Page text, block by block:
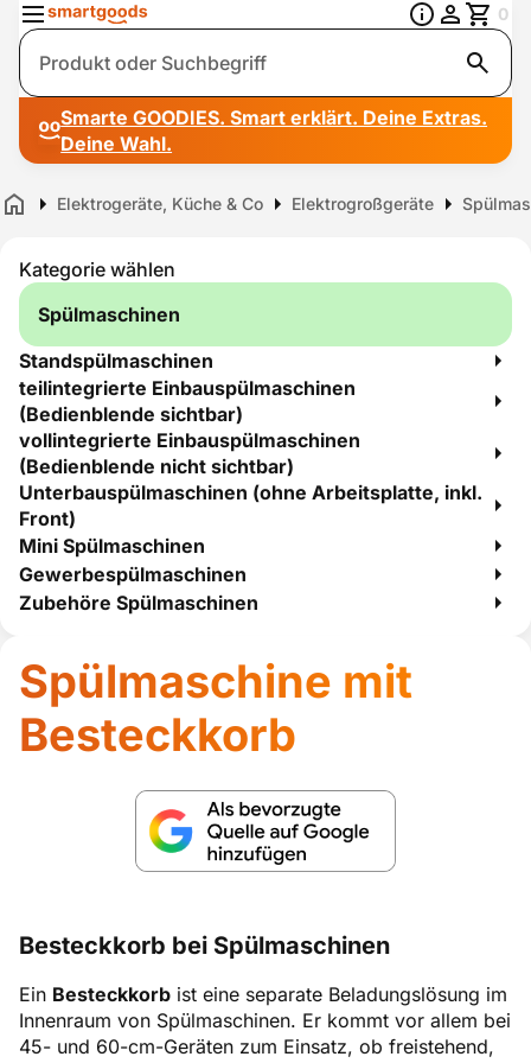
Suche
0
Smarte GOODIES. Smart erklärt. Deine Extras.
Deine Wahl.
Home Elektrogeräte, Küche & Co Elektrogroßgeräte
Kategorie wählen
Spülmaschinen
Standspülmaschinen
teilintegrierte Einbauspülmaschinen
(Bedienblende sichtbar)
vollintegrierte Einbauspülmaschinen
(Bedienblende nicht sichtbar)
Unterbauspülmaschinen (ohne Arbeitsplatte, inkl.
Front)
Mini Spülmaschinen
Gewerbespülmaschinen
Zubehöre Spülmaschinen
Spülmaschine mit
Besteckkorb
Besteckkorb bei Spülmaschinen
Ein Besteckkorb ist eine separate Beladungslösung im
Innenraum von Spülmaschinen. Er kommt vor allem bei
45- und 60-cm-Geräten zum Einsatz, ob freistehend,